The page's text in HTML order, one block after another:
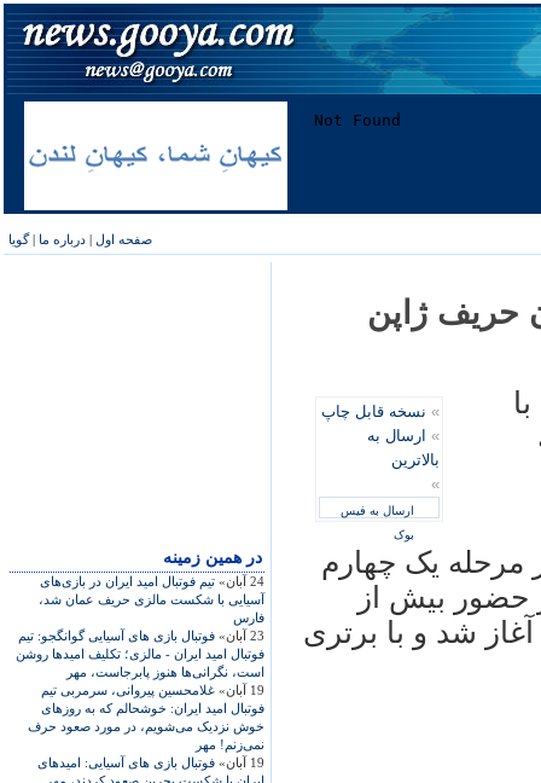
صفحه اول | درباره ما |گویا
در همين زمينه
24 آبان»
تيم فوتبال اميد ايران در بازی‌های
آسيايی با شکست مالزی حريف عمان شد،
فارس
23 آبان»
فوتبال بازی های آسيايی گوانگجو: تيم
فوتبال اميد ايران - مالزی؛ تکليف اميدها روشن
است، نگرانی‌ها هنوز پابرجاست، مهر
19 آبان»
غلامحسين پيروانی، سرمربی تيم
فوتبال اميد ايران: خوشحالم که به روزهای
خوش نزديک می‌شويم، در مورد صعود حرف
نمی‌زنم! مهر
19 آبان»
فوتبال بازی های آسيايی: اميدهای
حريف ژاپن
» نسخه قابل چاپ
» ارسال به
بالاترین
»
ارسال به فیس
بوک
مرحله يک چهارم
در حضور بيش از
شد و با برتری